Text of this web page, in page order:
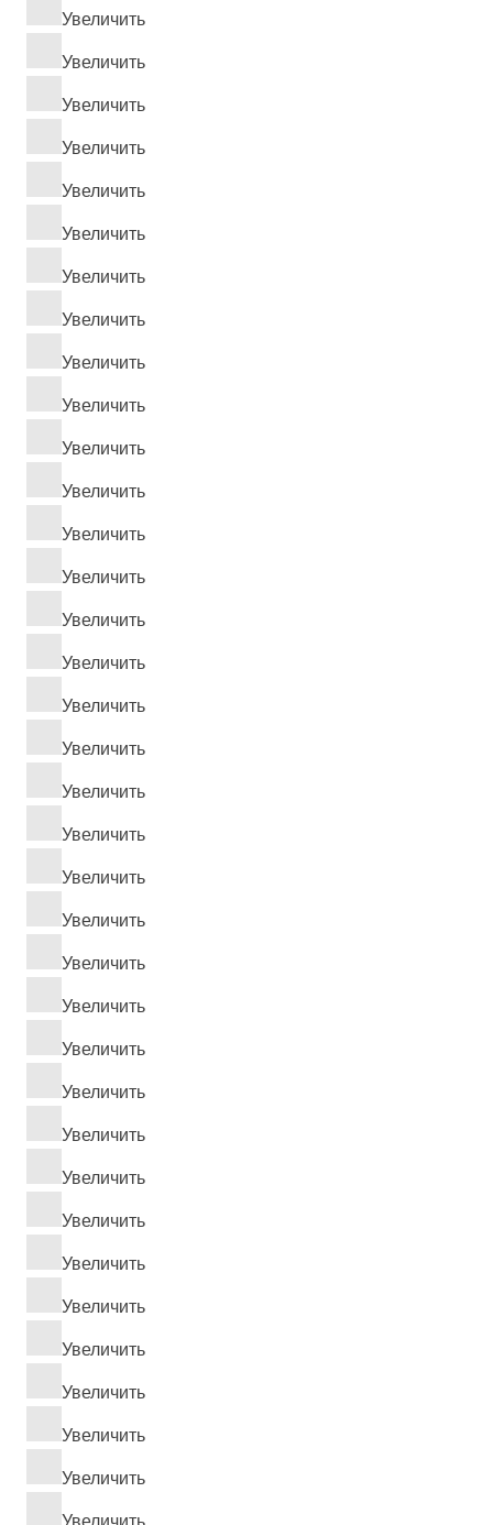
Увеличить
Увеличить
Увеличить
Увеличить
Увеличить
Увеличить
Увеличить
Увеличить
Увеличить
Увеличить
Увеличить
Увеличить
Увеличить
Увеличить
Увеличить
Увеличить
Увеличить
Увеличить
Увеличить
Увеличить
Увеличить
Увеличить
Увеличить
Увеличить
Увеличить
Увеличить
Увеличить
Увеличить
Увеличить
Увеличить
Увеличить
Увеличить
Увеличить
Увеличить
Увеличить
Увеличить